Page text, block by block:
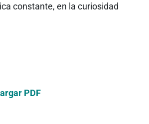
constante, en la curiosidad
PDF